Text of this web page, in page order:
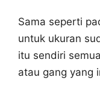
Sama seperti
untuk ukuran
itu sendiri
atau gang yang